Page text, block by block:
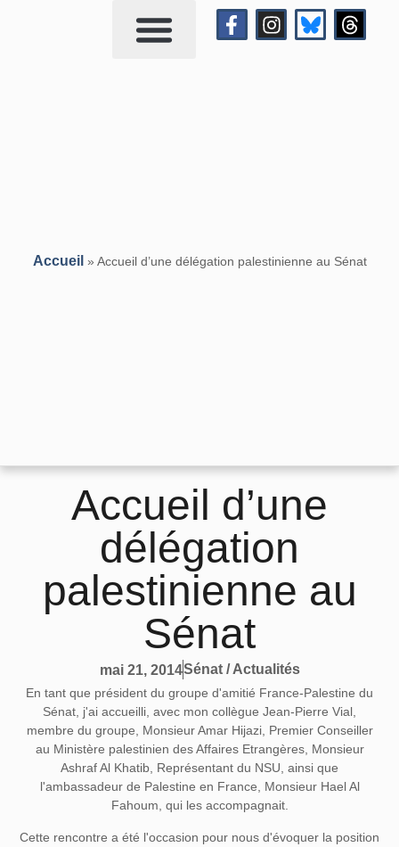
Accueil » Accueil d’une délégation palestinienne au Sénat
Accueil d’une
délégation
palestinienne au
Sénat
mai 21, 2014Sénat / Actualités
En tant que président du groupe d'amitié France-Palestine du
Sénat, j'ai accueilli, avec mon collègue Jean-Pierre Vial,
membre du groupe, Monsieur Amar Hijazi, Premier Conseiller
au Ministère palestinien des Affaires Etrangères, Monsieur
Ashraf Al Khatib, Représentant du NSU, ainsi que
l'ambassadeur de Palestine en France, Monsieur Hael Al
Fahoum, qui les accompagnait.
Cette rencontre a été l'occasion pour nous d'évoquer la position